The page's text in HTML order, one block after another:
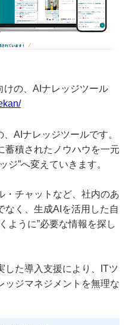
けの、AIナレッジツール
AIナレッジツールです。
蓄積されたノウハウを一元
ジ”へ変えていきます。
・チャットなど、社内のあ
なく、生成AIを活用した自
ように”必要な情報を探し
した導入支援により、ITツ
ッジマネジメントを無理な